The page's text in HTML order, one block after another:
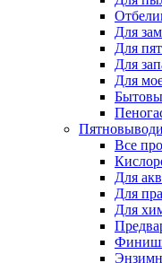
Для
Для
Для
Для
Все
Для
Для
Для